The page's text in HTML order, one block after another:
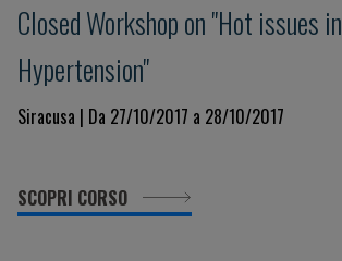
Closed Workshop on "Hot issues in
Hypertension"
Siracusa | Da 27/10/2017 a 28/10/2017
SCOPRI CORSO